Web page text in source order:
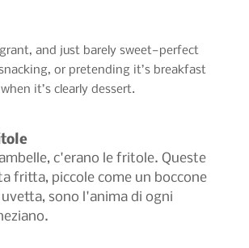
and just barely sweet—perfect
or pretending it’s breakfast
when it’s clearly dessert.
c'erano le fritole. Queste
fritta, piccole come un boccone
sono l'anima di ogni